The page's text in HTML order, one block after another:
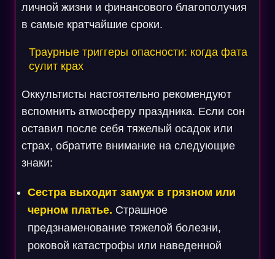
личной жизни и финансового благополучия
в самые кратчайшие сроки.
Траурные триггеры опасности: когда фата
сулит крах
Оккультисты настоятельно рекомендуют
вспомнить атмосферу праздника. Если сон
оставил после себя тяжелый осадок или
страх, обратите внимание на следующие
знаки:
Сестра выходит замуж в грязном или
черном платье. Страшное
предзнаменование тяжелой болезни,
роковой катастрофы или наведенной